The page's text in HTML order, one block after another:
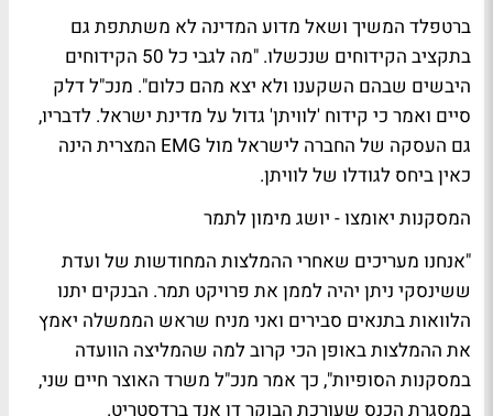
ברטפלד המשיך ושאל מדוע המדינה לא משתתפת גם
בתקציב הקידוחים שנכשלו. "מה לגבי כל 50 הקידוחים
היבשים שבהם השקענו ולא יצא מהם כלום". מנכ"ל דלק
סיים ואמר כי קידוח 'לוויתן' גדול על מדינת ישראל. לדבריו,
גם העסקה של החברה לישראל מול EMG המצרית הינה
כאין ביחס לגודלו של לוויתן.
המסקנות יאומצו - יושג מימון לתמר
"אנחנו מעריכים שאחרי ההמלצות המחודשות של ועדת
ששינסקי ניתן יהיה לממן את פרויקט תמר. הבנקים יתנו
הלוואות בתנאים סבירים ואני מניח שראש הממשלה יאמץ
את ההמלצות באופן הכי קרוב למה שהמליצה הוועדה
במסקנות הסופיות", כך אמר מנכ"ל משרד האוצר חיים שני,
במסגרת הכנס שעורכת הבוקר דן אנד ברדסטריט.